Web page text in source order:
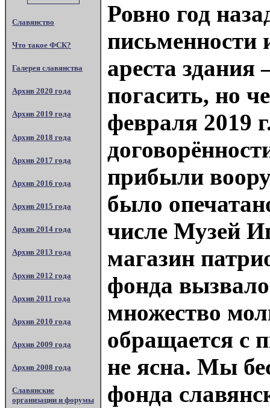
Славянство
Что такое ФСК?
Галерея славянства
Архив 2020 года
Архив 2019 года
Архив 2018 года
Архив 2017 года
Архив 2016 года
Архив 2015 года
Архив 2014 года
Архив 2013 года
Архив 2012 года
Архив 2011 года
Архив 2010 года
Архив 2009 года
Архив 2008 года
Славянские
организации и форумы
Ровно год
ареста
погасить, но
февраля 2019
прибыли
было
числе Музей
магазин
фонда
множество
обращается с
не ясна. Мы
фонда